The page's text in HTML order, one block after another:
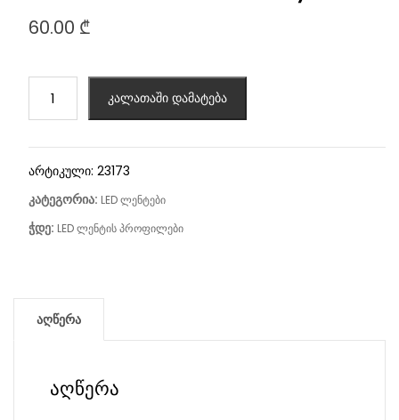
60.00 ₾
კალათაში დამატება
არტიკული: 23173
კატეგორია: LED ლენტები
ჭდე: LED ლენტის პროფილები
აღწერა
აღწერა